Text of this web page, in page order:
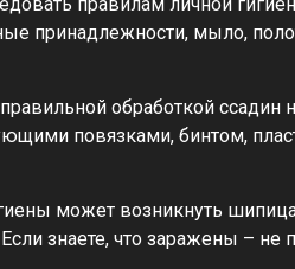
правилам личной
принадлежности, мыло,
обработкой ссадин
повязками, бинтом,
может возникнуть шипица
знаете, что заражены – не